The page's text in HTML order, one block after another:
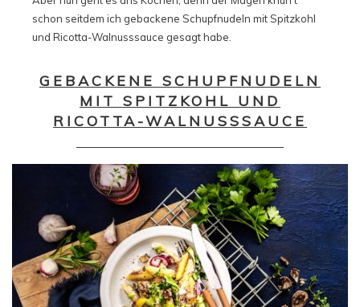
schon seitdem ich gebackene Schupfnudeln mit Spitzkohl
und Ricotta-Walnusssauce gesagt habe.
GEBACKENE SCHUPFNUDELN
MIT SPITZKOHL UND
RICOTTA-WALNUSSSAUCE